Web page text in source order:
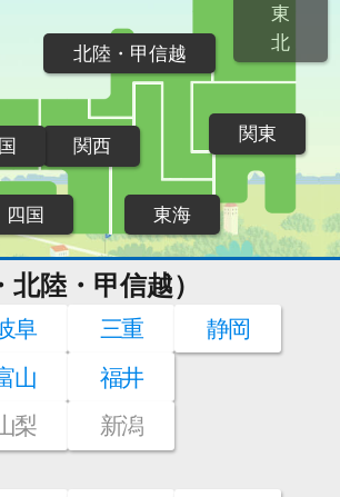
東
北
関東
北陸・甲信越
東海
関西
四国
陸・甲信越）
阜 三重
静岡
山
福井
梨 新潟